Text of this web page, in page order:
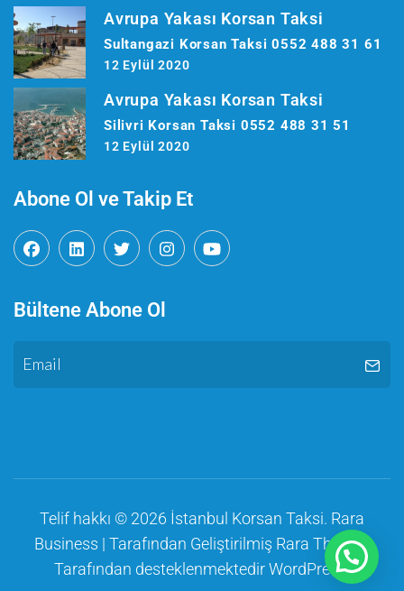
Avrupa Yakası Korsan Taksi
Sultangazi Korsan Taksi 0552 488 31 61
12 Eylül 2020
Avrupa Yakası Korsan Taksi
Silivri Korsan Taksi 0552 488 31 51
12 Eylül 2020
Abone Ol ve Takip Et
Bültene Abone Ol
Telif hakkı © 2026 İstanbul Korsan Taksi. Rara
Business | Tarafından Geliştirilmiş Rara Themes
Tarafından desteklenmektedirWordPress.